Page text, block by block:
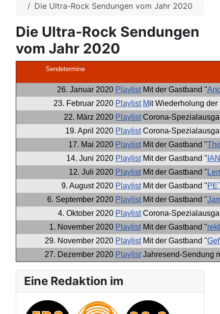
Die Ultra-Rock Sendungen vom Jahr 2020
Die Ultra-Rock Sendungen
vom Jahr 2020
Sendetermine
26. Januar 2020 PlaylistMit der Gastband "
23. Februar 2020 Playlist Mit Wiederholung der
22. März 2020 PlaylistCorona-
19. April 2020 PlaylistCorona-
17. Mai 2020 PlaylistMit der Gastband "
14. Juni 2020 PlaylistMit der Gastband "
12. Juli 2020 PlaylistMit der Gastband "
9. August 2020 PlaylistMit der Gastband "
6. September 2020 PlaylistMit der Gastband "
4. Oktober 2020 PlaylistCorona-
1. November 2020 PlaylistMit der Gastband "
29. November 2020 PlaylistMit der Gastband "
27. Dezember 2020 PlaylistJahresend-Sendung
Eine Redaktion im